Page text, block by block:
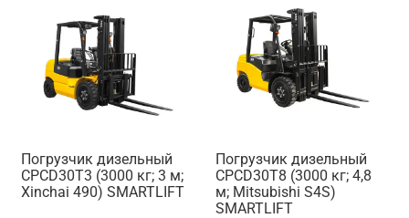
Погрузчик дизельный
CPCD30T3 (3000 кг; 3 м;
Xinchai 490) SMARTLIFT
Погрузчик дизельный
CPCD30T8 (3000 кг; 4,8
м; Mitsubishi S4S)
SMARTLIFT